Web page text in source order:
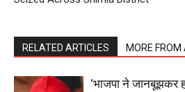
RELATED ARTICLES MORE FROM
‘भाजपा ने जानबूझकर